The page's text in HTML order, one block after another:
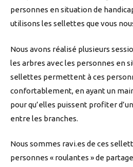
personnes en situation de
utilisons les sellettes que vous
Nous avons réalisé plusieurs
les arbres avec les personnes en
sellettes permettent à ces
confortablement, en ayant un
pour qu’elles puissent profiter
entre les branches.
Nous sommes ravi.es de ces
personnes « roulantes » de